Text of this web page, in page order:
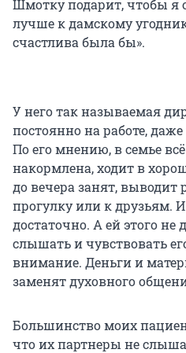
Шмотку подарит, чтобы я
лучше к дамскому
счастлива была бы».
У него так называемая
постоянно на работе,
По его мнению, в семье
накормлена, ходит в
до вечера занят, выводит
прогулку или к друзьям. И
достаточно. А ей этого не
слышать и чувствовать
внимание. Деньги и
заменят духовного
Большинство моих
что их партнеры не